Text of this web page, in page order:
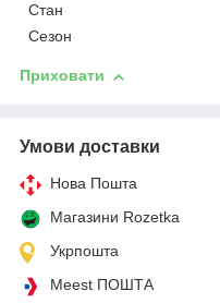
Стан
Сезон
Приховати
Умови доставки
Нова Пошта
Магазини Rozetka
Укрпошта
Meest ПОШТА